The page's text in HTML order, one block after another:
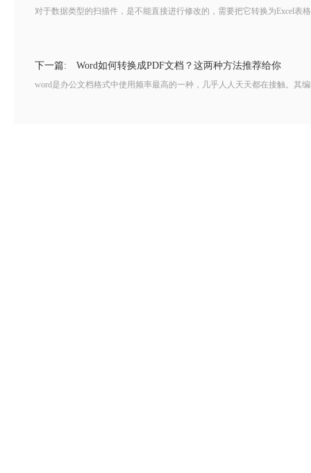
对于数据类型的扫描件，是不能直接进行修改的，需要把它转换为Excel表
下一篇: Word如何转换成PDF文档？这两种方法推荐给你
word是办公文档格式中使用频率最高的一种，几乎人人天天都在接触。其